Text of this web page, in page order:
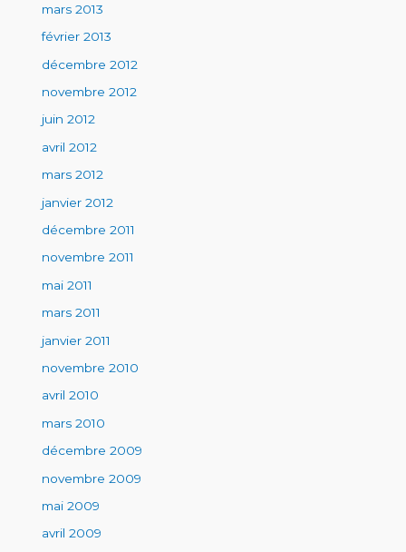
mars 2013
février 2013
décembre 2012
novembre 2012
juin 2012
avril 2012
mars 2012
janvier 2012
décembre 2011
novembre 2011
mai 2011
mars 2011
janvier 2011
novembre 2010
avril 2010
mars 2010
décembre 2009
novembre 2009
mai 2009
avril 2009